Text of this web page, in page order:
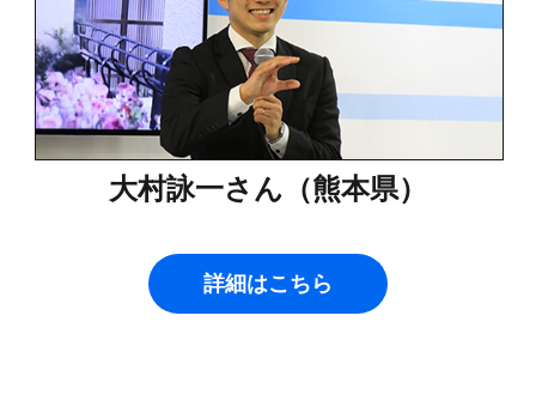
大村詠一さん（熊本県）
詳細はこちら